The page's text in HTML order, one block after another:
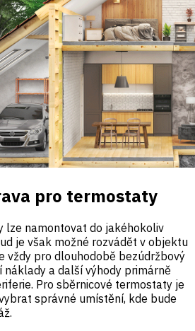
pro termostaty
lze namontovat do jakéhokoliv
je však možné rozvádět v objektu
vždy pro dlouhodobě bezúdržbový
náklady a další výhody primárně
Pro sběrnicové termostaty je
správné umístění, kde bude